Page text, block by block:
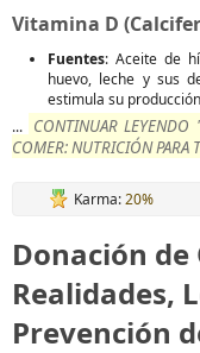
Vitamina D
Fuentes: Aceite de
huevo, leche y sus
estimula su
... CONTINUAR LEYENDO
COMER: NUTRICIÓN PARA
Karma:20%
Donación
Realidades,
Prevención